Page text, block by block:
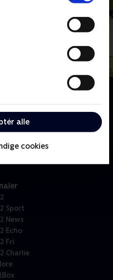
alle
cookies
ejendomsmæglere
villaer til hyggelige
Sport
News
Echo
Fri
Charlie